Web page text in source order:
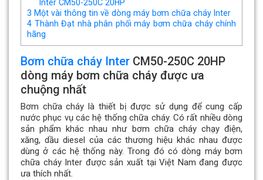
Inter CM50-250C 20HP
3 Một vài thông tin về dòng máy bơm chữa cháy Inter
4 Thành Đạt nhà phân phối máy bơm chữa cháy chính
hãng
Bơm chữa cháy Inter CM50-250C 20HP
dòng máy bơm chữa cháy được ưa
chuộng nhất
Bơm chữa cháy là thiết bị được sử dụng để cung cấp
nước phục vụ các hệ thống chữa cháy. Có rất nhiều dòng
sản phẩm khác nhau như bơm chữa cháy chạy điện,
xăng, dầu diesel của các thương hiệu khác nhau được
dùng ở các hệ thống này. Trong đó có dòng máy bơm
chữa cháy Inter được sản xuất tại Việt Nam đang được
ưa thích nhất.